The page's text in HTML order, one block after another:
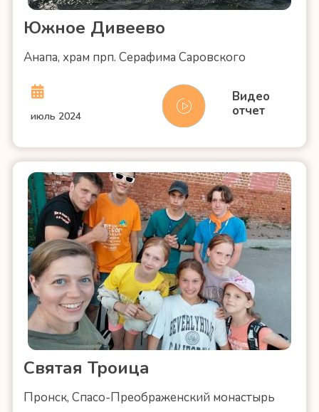
Южное Дивеево
Анапа, храм прп. Серафима Саровского
июль 2024
Видео
отчет
Святая Троица
Пронск, Спасо-Преображенский монастырь